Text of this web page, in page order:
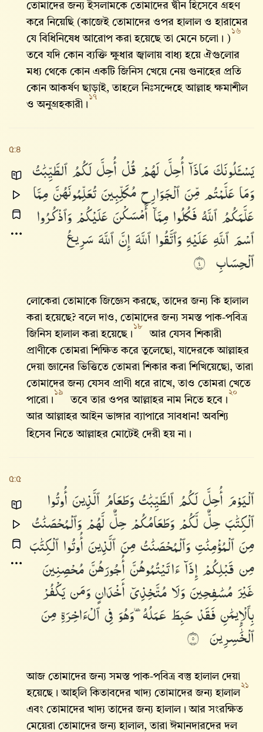
তোমাদের জন্য ইসলামকে তোমাদের দ্বীন হিসেবে গ্রহণ
করে নিয়েছি (কাজেই তোমাদের ওপর হালাল ও হারামের
যে বিধিনিষেধ আরোপ করা হয়েছে তা মেনে চলো। )
১৬
তবে যদি কোন ব্যক্তি ক্ষুধার জ্বালায় বাধ্য হয়ে ঐগুলোর
মধ্য থেকে কোন একটি জিনিস খেয়ে নেয় গুনাহের প্রতি
কোন আকর্ষণ ছাড়াই, তাহলে নিঃসন্দেহে আল্লাহ ক্ষমাশীল
ও অনুগ্রহকারী।
১৭
৫:৪
يَسْـَٔلُونَكَمَاذَآأُحِلَّلَهُمْقُلْأُحِلَّلَكُمُٱلطَّيِّبَٰتُ
وَمَاعَلَّمْتُممِّنَٱلْجَوَارِحِمُكَلِّبِينَتُعَلِّمُونَهُنَّمِمَّا
عَلَّمَكُمُٱللَّهُفَكُلُوا۟مِمَّآأَمْسَكْنَعَلَيْكُمْوَٱذْكُرُوا۟
ٱسْمَٱللَّهِعَلَيْهِوَٱتَّقُوا۟ٱللَّهَإِنَّٱللَّهَسَرِيعُ
ٱلْحِسَابِ ٤
লোকেরা তোমাকে জিজ্ঞেস করছে, তাদের জন্য কি হালাল
করা হয়েছে? বলে দাও, তোমাদের জন্য সমস্ত পাক-পবিত্র
জিনিস হালাল করা হয়েছে।
১৮
আর যেসব শিকারী
প্রাণীকে তোমরা শিক্ষিত করে তুলেছো, যাদেরকে আল্লাহর
দেয়া জ্ঞানের ভিত্তিতে তোমরা শিকার করা শিখিয়েছো, তারা
তোমাদের জন্য যেসব প্রাণী ধরে রাখে, তাও তোমরা খেতে
পারো।
১৯
তবে তার ওপর আল্লাহর নাম নিতে হবে।
২০
আর আল্লাহর আইন ভাঙ্গার ব্যাপারে সাবধান! অবশ্যি
হিসেব নিতে আল্লাহর মোটেই দেরী হয় না।
৫:৫
ٱلْيَوْمَأُحِلَّلَكُمُٱلطَّيِّبَٰتُوَطَعَامُٱلَّذِينَأُوتُوا۟
ٱلْكِتَٰبَحِلٌّلَّكُمْوَطَعَامُكُمْحِلٌّلَّهُمْوَٱلْمُحْصَنَٰتُ
مِنَٱلْمُؤْمِنَٰتِوَٱلْمُحْصَنَٰتُمِنَٱلَّذِينَأُوتُوا۟ٱلْكِتَٰبَ
مِنقَبْلِكُمْإِذَآءَاتَيْتُمُوهُنَّأُجُورَهُنَّمُحْصِنِينَ
غَيْرَمُسَٰفِحِينَوَلَامُتَّخِذِىٓأَخْدَانٍوَمَنيَكْفُرْ
بِٱلْإِيمَٰنِفَقَدْحَبِطَعَمَلُهُۥوَهُوَفِىٱلْءَاخِرَةِمِنَ
ٱلْخَٰسِرِينَ ٥
আজ তোমাদের জন্য সমস্ত পাক-পবিত্র বস্তু হালাল দেয়া
হয়েছে। আহ্‌লি কিতাবদের খাদ্য তোমাদের জন্য হালাল
২১
এবং তোমাদের খাদ্য তাদের জন্য হালাল। আর সংরক্ষিত
মেয়েরা তোমাদের জন্য হালাল, তারা ঈমানদারদের দল